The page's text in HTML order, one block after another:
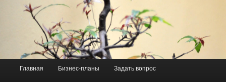
Перейти к основному содержимому
Перейти к дополнительному содержимому
Главная Бизнес-планы Задать вопрос